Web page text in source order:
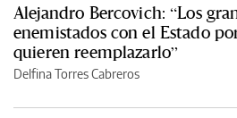
Alejandro Bercovich: “Los
enemistados con el Estado
quieren reemplazarlo”
Delfina Torres Cabreros